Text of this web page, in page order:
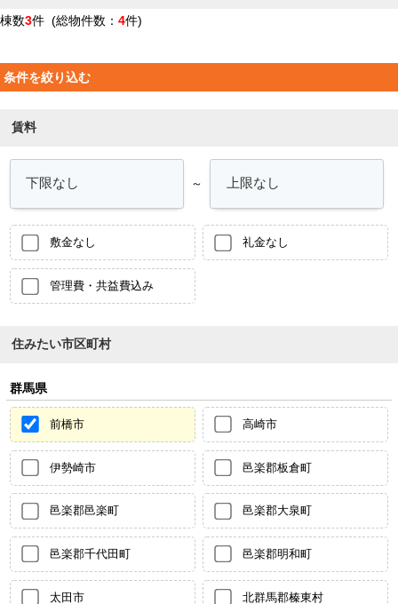
棟数3件 (総物件数： 4件)
条件を絞り込む
賃料
～
敷金なし 礼金なし
管理費・共益費込み
住みたい市区町村
群馬県
前橋市 高崎市
伊勢崎市 邑楽郡板倉町
邑楽郡邑楽町 邑楽郡大泉町
邑楽郡千代田町 邑楽郡明和町
太田市 北群馬郡榛東村